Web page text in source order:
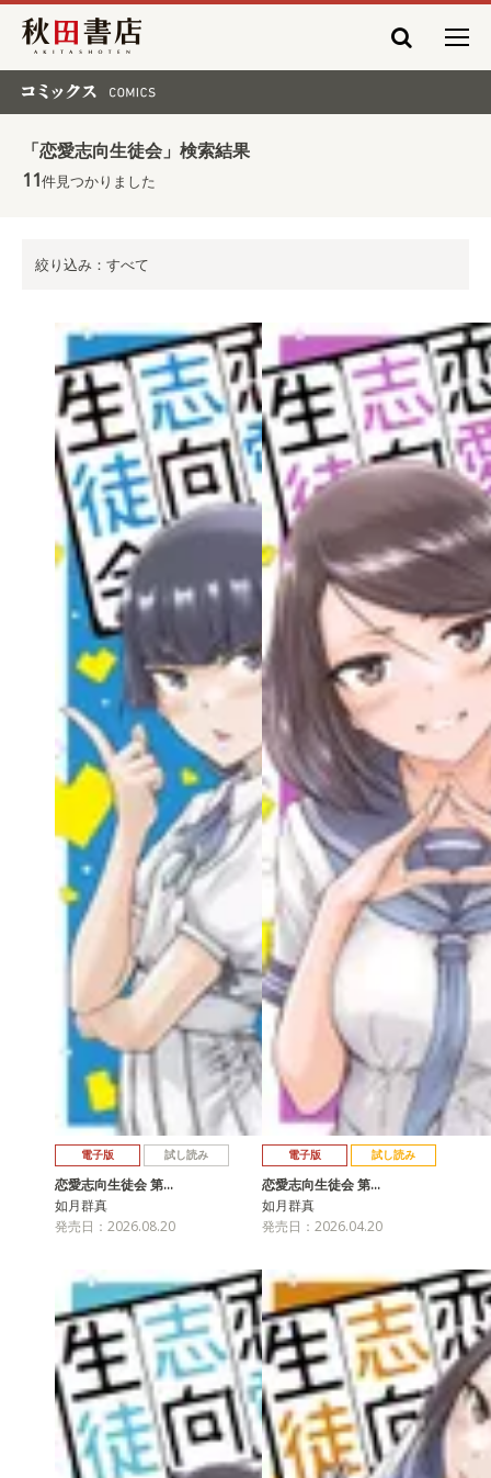
秋田書店
「恋愛志向生徒会」検索結果
11件見つかりました
絞り込み：すべて
電子版 試し読み
恋愛志向生徒会 第…
如月群真
発売日：2026.08.20
電子版 試し読み
恋愛志向生徒会 第…
如月群真
発売日：2026.04.20